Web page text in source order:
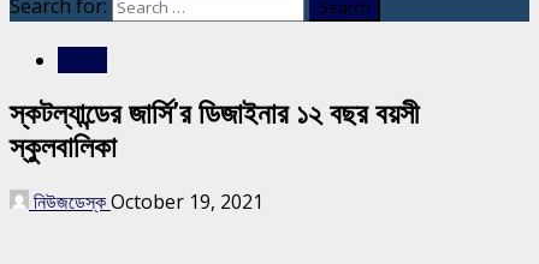
Search for:
স্কটল্যান্ডের জার্সি’র ডিজাইনার ১২ বছর বয়সী
স্কুলবালিকা
নিউজডেস্কOctober 19, 2021